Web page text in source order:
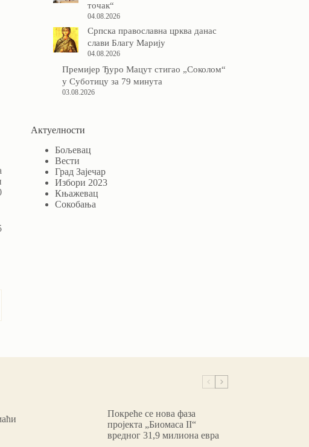
точак“
04.08.2026
Српска православна црква данас
слави Благу Марију
04.08.2026
Премијер Ђуро Мацут стигао „Соколом“
у Суботицу за 79 минута
03.08.2026
Актуелности
Бољевац
Вести
Град Зајечар
Избори 2023
Књажевац
Сокобања
Покреће се нова фаза
пројекта „Биомаса II“
вредног 31,9 милиона евра